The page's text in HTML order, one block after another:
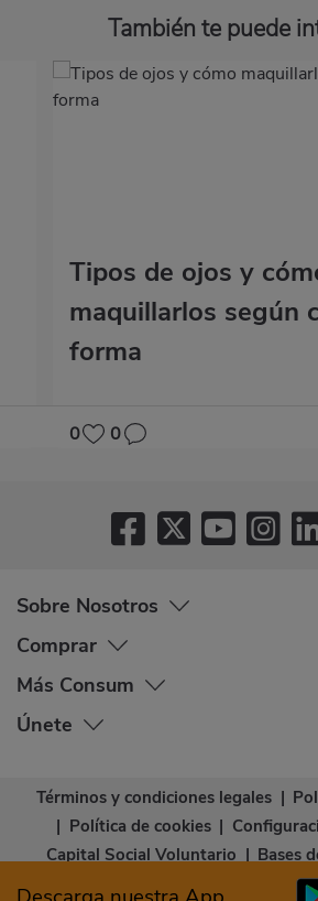
También te puede
Tipos de ojos y
maquillarlos según
forma
0 0
Sobre Nosotros
Comprar
Más Consum
Únete
Términos y condiciones legales |
| Política de cookies |
Capital Social Voluntario | Bases
Declaración de